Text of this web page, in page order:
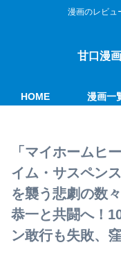
漫画のレビュ
甘口漫
HOME 漫画一
「マイホームヒ
イム・サスペン
を襲う悲劇の数
恭一と共闘へ！
ン敢行も失敗、